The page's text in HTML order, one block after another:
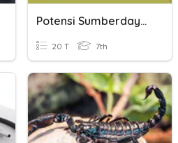
Potensi Sumberdaya Alam Dan Kemaritiman Indonesia
20 T 7th